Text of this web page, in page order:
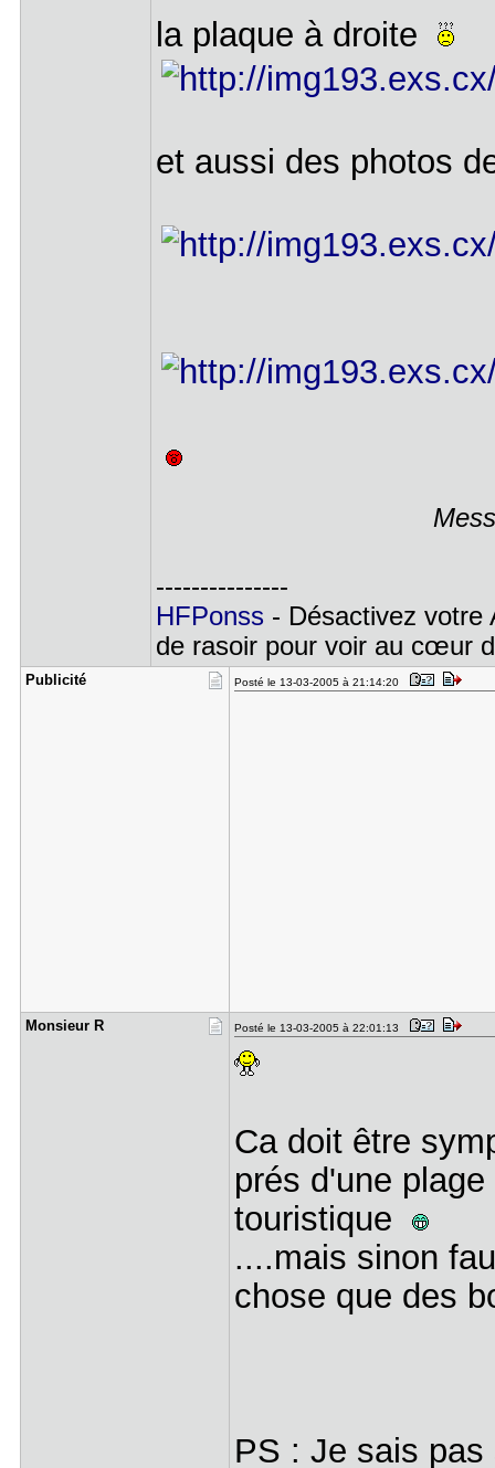
la plaque à droite
et aussi des photos
---------------
HFPonss- Désactivez votre
de rasoir pour voir au cœur
Publicité Posté le 13-03-2005 à 21:14:20
Monsieur R Posté le 13-03-2005 à 22:01:13
Ca doit être
prés d'une
touristique
....mais sinon
chose que des
PS : Je sais